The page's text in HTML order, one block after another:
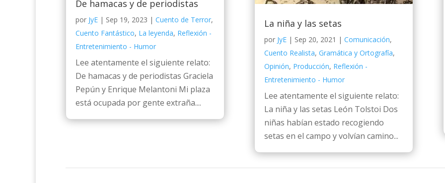
De hamacas y de periodistas
por JyE | Sep 19, 2023 | Cuento de Terror,
Cuento Fantástico, La leyenda, Reflexión -
Entretenimiento - Humor
Lee atentamente el siguiente relato:
De hamacas y de periodistas Graciela
Pepún y Enrique Melantoni Mi plaza
está ocupada por gente extraña....
La niña y las setas
por JyE| Sep 20, 2021 | Comunicación,
Cuento Realista, Gramática y Ortografía,
Opinión, Producción, Reflexión -
Entretenimiento - Humor
Lee atentamente el siguiente relato:
La niña y las setas León Tolstoi Dos
niñas habían estado recogiendo
setas en el campo y volvían camino...